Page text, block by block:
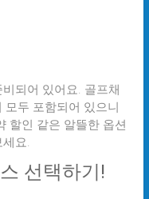
되어 있어요. 골프채
모두 포함되어 있으니
할인 같은 알뜰한 옵션
요.
선택하기!